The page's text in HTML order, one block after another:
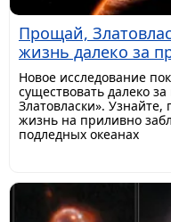
Прощай,
жизнь далеко за
Новое исследование
существовать далеко
Златовласки».
жизнь на приливно
подледных океанах